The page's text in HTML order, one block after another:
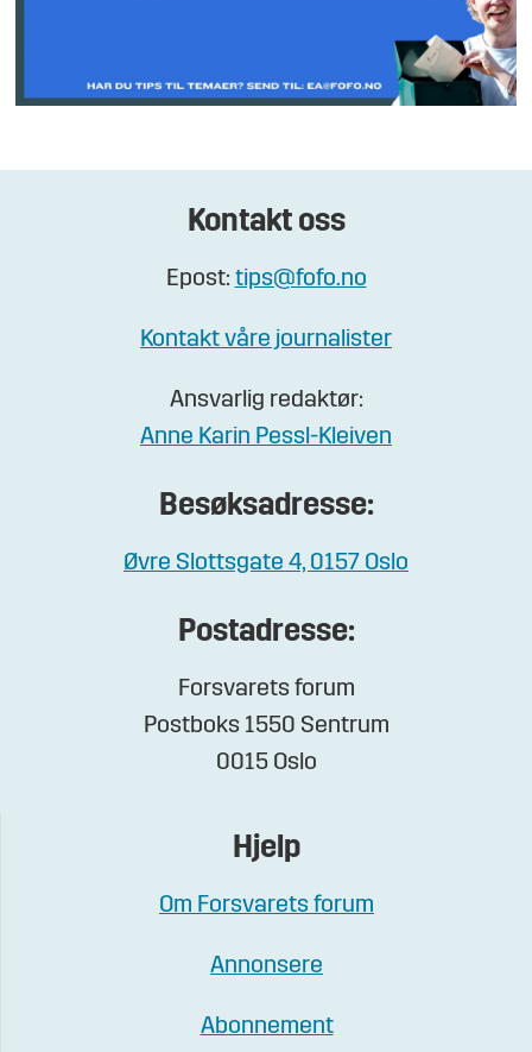
Kontakt oss
Epost: tips@fofo.no
Kontakt våre journalister
Ansvarlig redaktør:
Anne Karin Pessl-Kleiven
Besøksadresse:
Øvre Slottsgate 4, 0157 Oslo
Postadresse:
Forsvarets forum
Postboks 1550 Sentrum
0015 Oslo
Hjelp
Om Forsvarets forum
Annonsere
Abonnement